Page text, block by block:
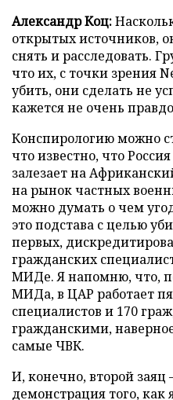
Александр Коц:
открытых источников,
снять и расследовать.
что их, с точки зрения
убить, они сделать не
кажется не очень
Конспирологию можно
что известно, что
залезает на
на рынок частных
можно думать о чем
это подстава с целью
первых,
гражданских
МИДе. Я напомню, что,
МИДа, в ЦАР работает
специалистов и 170
гражданскими,
самые ЧВК.
И, конечно, второй заяц
демонстрация того, как